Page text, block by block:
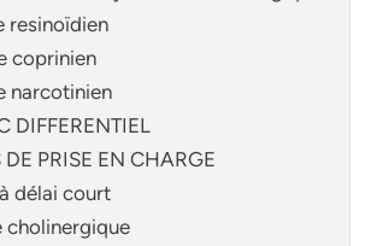
resinoïdien
coprinien
narcotinien
DIFFERENTIEL
PRISE EN CHARGE
délai court
cholinergique